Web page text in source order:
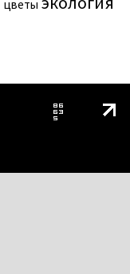
цветы